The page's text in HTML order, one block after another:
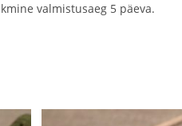
valmistusaeg 5 päeva.